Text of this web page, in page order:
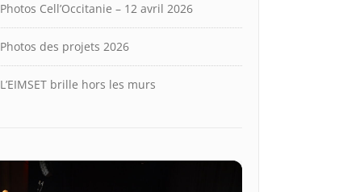
Photos Cell’Occitanie – 12 avril 2026
Photos des projets 2026
L’EIMSET brille hors les murs